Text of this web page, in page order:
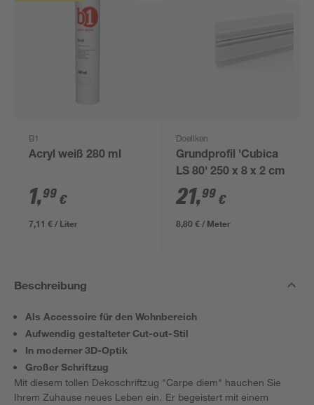
B1
Acryl weiß 280 ml
1,99 €
7,11 € / Liter
Doellken
Grundprofil 'Cubica
LS 80' 250 x 8 x 2 cm
21,99 €
8,80 € / Meter
Beschreibung
Als Accessoire für den Wohnbereich
Aufwendig gestalteter Cut-out-Stil
In moderner 3D-Optik
Großer Schriftzug
Mit diesem tollen Dekoschriftzug "Carpe diem" hauchen Sie
Ihrem Zuhause neues Leben ein. Er begeistert mit einem